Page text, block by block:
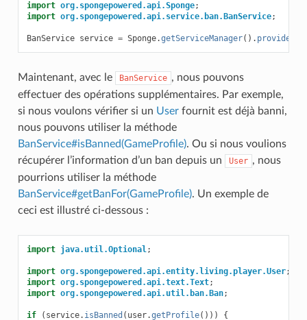
import org.spongepowered.api.Sponge;
import org.spongepowered.api.service.ban.BanService;
BanService service = Sponge.getServiceManager(). provide
Maintenant, avec le BanService , nous pouvons
effectuer des opérations supplémentaires. Par exemple,
si nous voulons vérifier si un Userfournit est déjà banni,
nous pouvons utiliser la méthode
BanService#isBanned(GameProfile). Ou si nous voulions
récupérer l’information d’un ban depuis un
User , nous
pourrions utiliser la méthode
BanService#getBanFor(GameProfile). Un exemple de
ceci est illustré ci-dessous :
import java.util.Optional;
import org.spongepowered.api.entity.living.player.User;
import org.spongepowered.api.text.Text;
import org.spongepowered.api.util.ban.Ban;
if ( service. isBanned ( user.getProfile()))
{